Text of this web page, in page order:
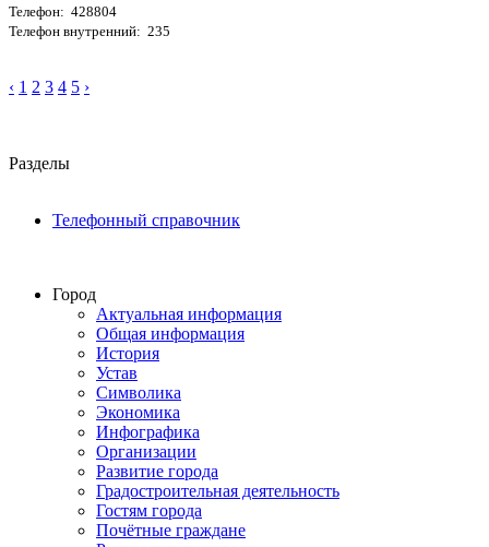
Телефон: 428804
Телефон внутренний: 235
‹ 1 2 3 4 5 ›
Разделы
Телефонный справочник
Город
Актуальная информация
Общая информация
История
Устав
Символика
Экономика
Инфографика
Организации
Развитие города
Градостроительная деятельность
Гостям города
Почётные граждане